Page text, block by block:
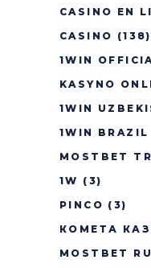
CASINO EN
CASINO (138)
1WIN
KASYNO
1WIN
1WIN BRAZIL
MOSTBET TR
1W (3)
PINCO (3)
КОМЕТА
MOSTBET